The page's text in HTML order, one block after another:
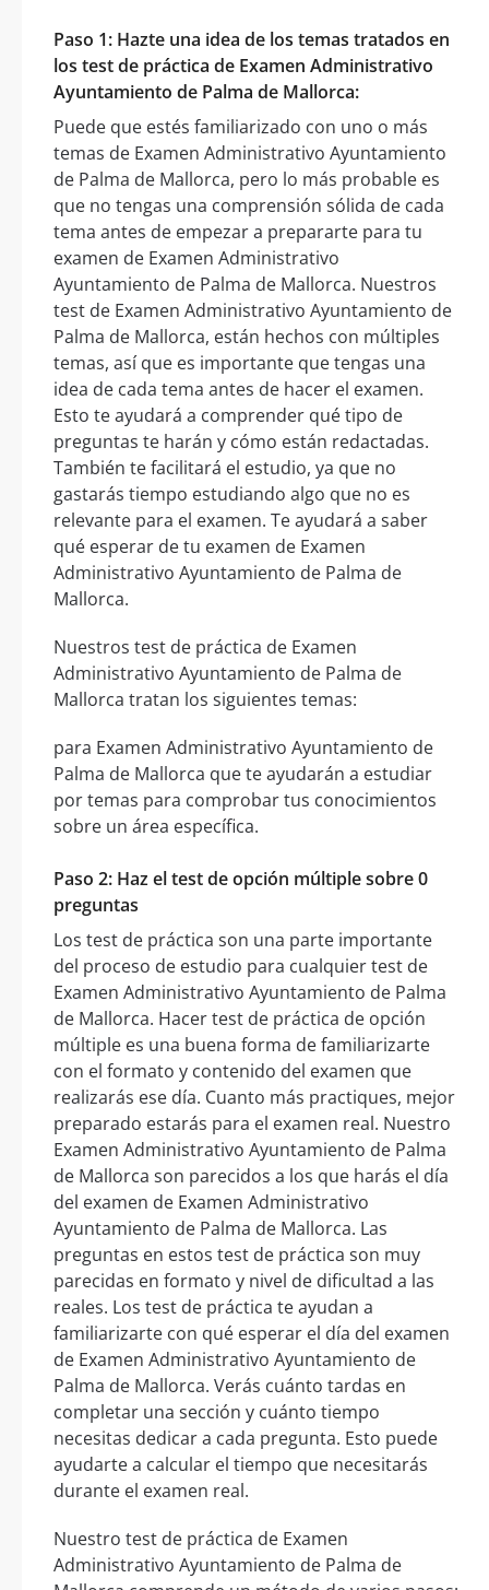
Paso 1: Hazte una idea de los temas tratados en
los test de práctica de Examen Administrativo
Ayuntamiento de Palma de Mallorca:
Puede que estés familiarizado con uno o más
temas de Examen Administrativo Ayuntamiento
de Palma de Mallorca, pero lo más probable es
que no tengas una comprensión sólida de cada
tema antes de empezar a prepararte para tu
examen de Examen Administrativo
Ayuntamiento de Palma de Mallorca. Nuestros
test de Examen Administrativo Ayuntamiento de
Palma de Mallorca, están hechos con múltiples
temas, así que es importante que tengas una
idea de cada tema antes de hacer el examen.
Esto te ayudará a comprender qué tipo de
preguntas te harán y cómo están redactadas.
También te facilitará el estudio, ya que no
gastarás tiempo estudiando algo que no es
relevante para el examen. Te ayudará a saber
qué esperar de tu examen de Examen
Administrativo Ayuntamiento de Palma de
Mallorca.
Nuestros test de práctica de Examen
Administrativo Ayuntamiento de Palma de
Mallorca tratan los siguientes temas:
para Examen Administrativo Ayuntamiento de
Palma de Mallorca que te ayudarán a estudiar
por temas para comprobar tus conocimientos
sobre un área específica.
Paso 2: Haz el test de opción múltiple sobre 0
preguntas
Los test de práctica son una parte importante
del proceso de estudio para cualquier test de
Examen Administrativo Ayuntamiento de Palma
de Mallorca. Hacer test de práctica de opción
múltiple es una buena forma de familiarizarte
con el formato y contenido del examen que
realizarás ese día. Cuanto más practiques, mejor
preparado estarás para el examen real. Nuestro
Examen Administrativo Ayuntamiento de Palma
de Mallorca son parecidos a los que harás el día
del examen de Examen Administrativo
Ayuntamiento de Palma de Mallorca. Las
preguntas en estos test de práctica son muy
parecidas en formato y nivel de dificultad a las
reales. Los test de práctica te ayudan a
familiarizarte con qué esperar el día del examen
de Examen Administrativo Ayuntamiento de
Palma de Mallorca. Verás cuánto tardas en
completar una sección y cuánto tiempo
necesitas dedicar a cada pregunta. Esto puede
ayudarte a calcular el tiempo que necesitarás
durante el examen real.
Nuestro test de práctica de Examen
Administrativo Ayuntamiento de Palma de